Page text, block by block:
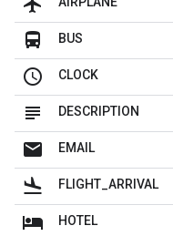
directions_bus BUS
schedule CLOCK
subject DESCRIPTION
mail EMAIL
flight_land FLIGHT_ARRIVAL
hotel HOTEL